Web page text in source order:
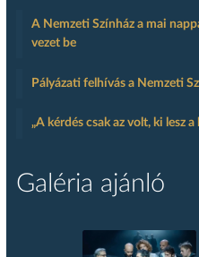
A Nemzeti Színház a mai
vezet be
Pályázati felhívás a Nemzeti
„A kérdés csak az volt, ki lesz a
Galéria ajánló